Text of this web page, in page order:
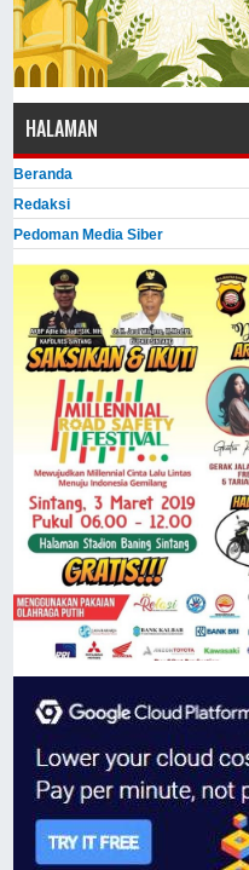
HALAMAN
Beranda
Redaksi
Pedoman Media Siber